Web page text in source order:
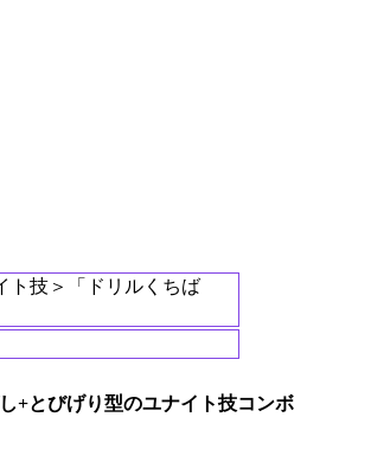
ト技＞「ドリルくちば
+とびげり型のユナイト技コンボ